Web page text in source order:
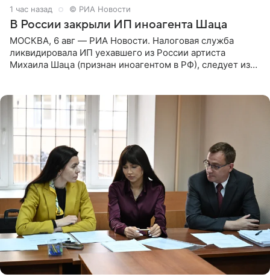
1 час назад © РИА Новости
В России закрыли ИП иноагента Шаца
МОСКВА, 6 авг — РИА Новости. Налоговая служба
ликвидировала ИП уехавшего из России артиста
Михаила Шаца (признан иноагентом в РФ), следует из